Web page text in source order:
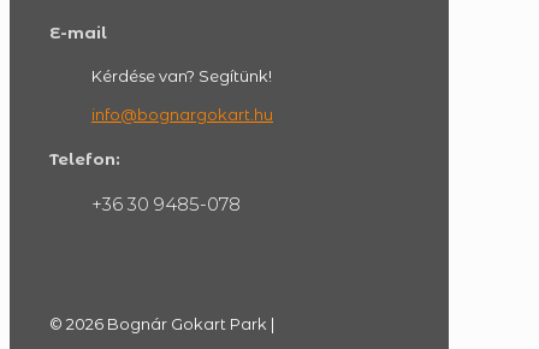
E-mail
Kérdése van? Segítünk!
info@bognargokart.hu
Telefon:
+36 30 9485-078
© 2026 Bognár Gokart Park |